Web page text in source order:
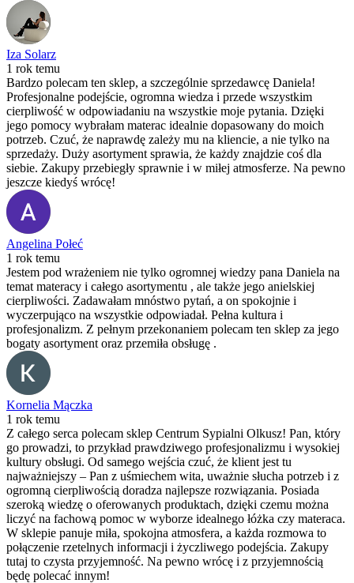
Iza Solarz
1 rok temu
Bardzo polecam ten sklep, a szczególnie sprzedawcę Daniela!
Profesjonalne podejście, ogromna wiedza i przede wszystkim
cierpliwość w odpowiadaniu na wszystkie moje pytania. Dzięki
jego pomocy wybrałam materac idealnie dopasowany do moich
potrzeb. Czuć, że naprawdę zależy mu na kliencie, a nie tylko na
sprzedaży. Duży asortyment sprawia, że każdy znajdzie coś dla
siebie. Zakupy przebiegły sprawnie i w miłej atmosferze. Na pewno
jeszcze kiedyś wrócę!
Angelina Połeć
1 rok temu
Jestem pod wrażeniem nie tylko ogromnej wiedzy pana Daniela na
temat materacy i całego asortymentu , ale także jego anielskiej
cierpliwości. Zadawałam mnóstwo pytań, a on spokojnie i
wyczerpująco na wszystkie odpowiadał. Pełna kultura i
profesjonalizm. Z pełnym przekonaniem polecam ten sklep za jego
bogaty asortyment oraz przemiła obsługę .
Kornelia Mączka
1 rok temu
Z całego serca polecam sklep Centrum Sypialni Olkusz! Pan, który
go prowadzi, to przykład prawdziwego profesjonalizmu i wysokiej
kultury obsługi. Od samego wejścia czuć, że klient jest tu
najważniejszy – Pan z uśmiechem wita, uważnie słucha potrzeb i z
ogromną cierpliwością doradza najlepsze rozwiązania. Posiada
szeroką wiedzę o oferowanych produktach, dzięki czemu można
liczyć na fachową pomoc w wyborze idealnego łóżka czy materaca.
W sklepie panuje miła, spokojna atmosfera, a każda rozmowa to
połączenie rzetelnych informacji i życzliwego podejścia. Zakupy
tutaj to czysta przyjemność. Na pewno wrócę i z przyjemnością
będę polecać innym!